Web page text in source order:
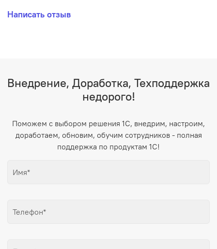
Написать отзыв
Внедрение, Доработка, Техподдержка
недорого!
Поможем с выбором решения 1С, внедрим, настроим,
доработаем, обновим, обучим сотрудников - полная
поддержка по продуктам 1С!